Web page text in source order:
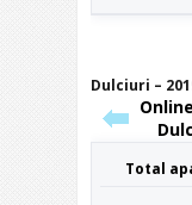
Dulciuri –